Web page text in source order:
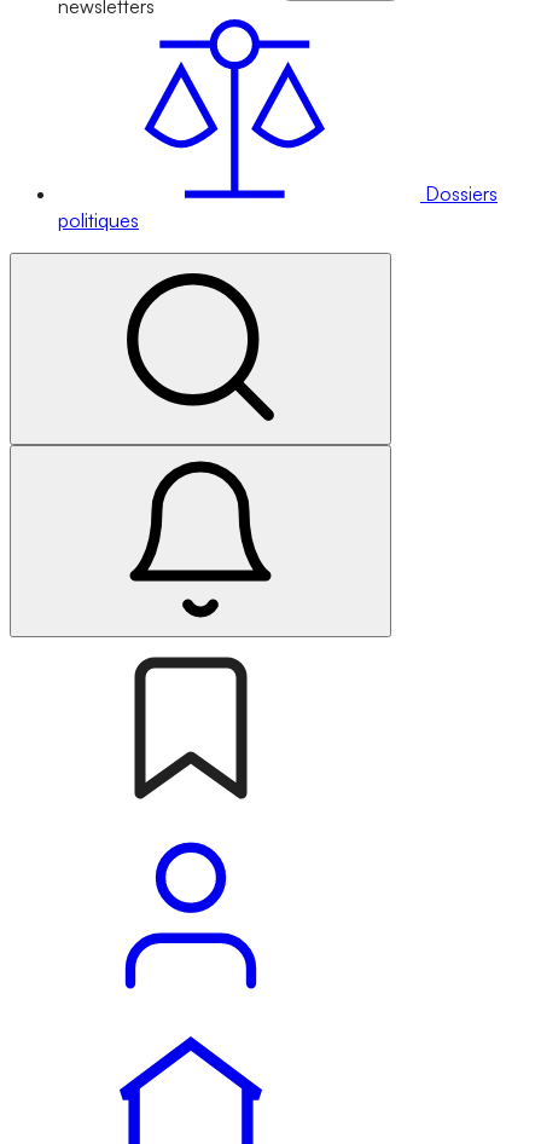
newsletters
Dossiers
politiques